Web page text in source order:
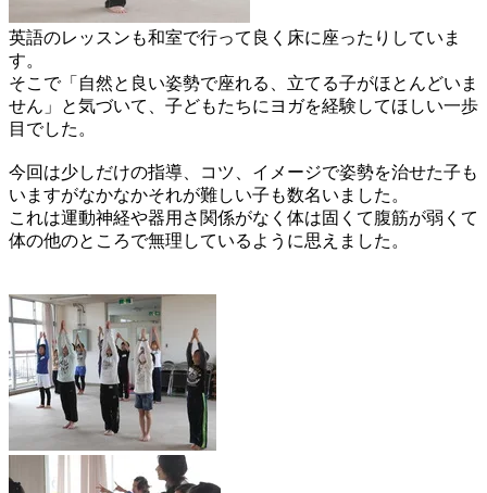
英語のレッスンも和室で行って良く床に座ったりしていま
す。
そこで「自然と良い姿勢で座れる、立てる子がほとんどいま
せん」と気づいて、子どもたちにヨガを経験してほしい一歩
目でした。
今回は少しだけの指導、コツ、イメージで姿勢を治せた子も
いますがなかなかそれが難しい子も数名いました。
これは運動神経や器用さ関係がなく体は固くて腹筋が弱くて
体の他のところで無理しているように思えました。